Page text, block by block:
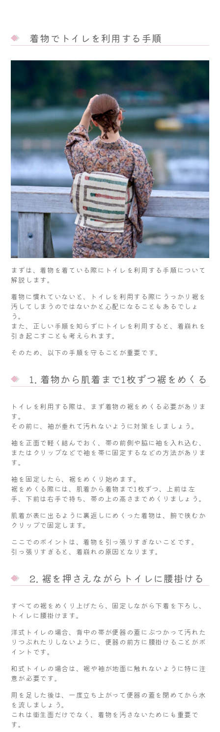
着物でトイレを利用する手順
まずは、着物を着ている際にトイレを利用する手順について
解説します。
着物に慣れていないと、トイレを利用する際にうっかり裾を
汚してしまうのではないかと心配になることもあるでしょ
う。
また、正しい手順を知らずにトイレを利用すると、着崩れを
引き起こすことも考えられます。
そのため、以下の手順を守ることが重要です。
1. 着物から肌着まで1枚ずつ裾をめくる
トイレを利用する際は、まず着物の裾をめくる必要がありま
す。
その前に、袖が垂れて汚れないように対策をしましょう。
袖を正面で軽く結んでおく、帯の前側や脇に袖を入れ込む、
またはクリップなどで袖を帯に固定するなどの方法がありま
す。
袖を固定したら、裾をめくり始めます。
裾をめくる際には、肌着から着物まで1枚ずつ、上前は左
手、下前は右手で持ち、帯の上の高さまでめくりましょう。
肌着が表に出るように裏返しにめくった着物は、腕で挟むか
クリップで固定します。
ここでのポイントは、着物を引っ張りすぎないことです。
引っ張りすぎると、着崩れの原因となります。
2. 裾を押さえながらトイレに腰掛ける
すべての裾をめくり上げたら、固定しながら下着を下ろし、
トイレに腰掛けます。
洋式トイレの場合、背中の帯が便器の蓋にぶつかって汚れた
りつぶれたりしないように、便器の前方に腰掛けることがポ
イントです。
和式トイレの場合は、裾や袖が地面に触れないように特に注
意が必要です。
用を足した後は、一度立ち上がって便器の蓋を閉めてから水
を流しましょう。
これは衛生面だけでなく、着物を汚さないためにも重要で
す。